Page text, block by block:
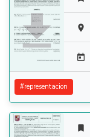
 

#representacion
